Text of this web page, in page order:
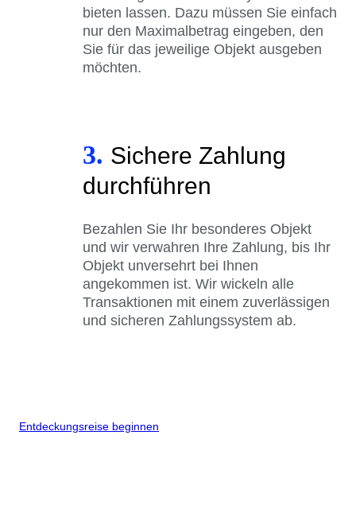
bieten lassen. Dazu müssen Sie einfach
nur den Maximalbetrag eingeben, den
Sie für das jeweilige Objekt ausgeben
möchten.
3. Sichere Zahlung
durchführen
Bezahlen Sie Ihr besonderes Objekt
und wir verwahren Ihre Zahlung, bis Ihr
Objekt unversehrt bei Ihnen
angekommen ist. Wir wickeln alle
Transaktionen mit einem zuverlässigen
und sicheren Zahlungssystem ab.
Entdeckungsreise beginnen